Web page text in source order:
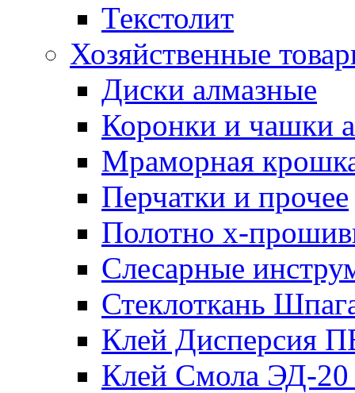
Текстолит
Хозяйственные
Диски алмазные
Коронки и чашки
Мраморная
Перчатки и прочее
Полотно х-
Слесарные
Стеклоткань
Клей Дисперсия
Клей Смола ЭД-20